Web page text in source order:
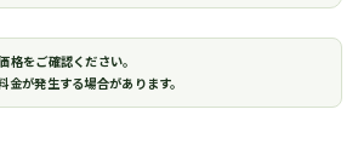
をご確認ください。
が発生する場合があります。